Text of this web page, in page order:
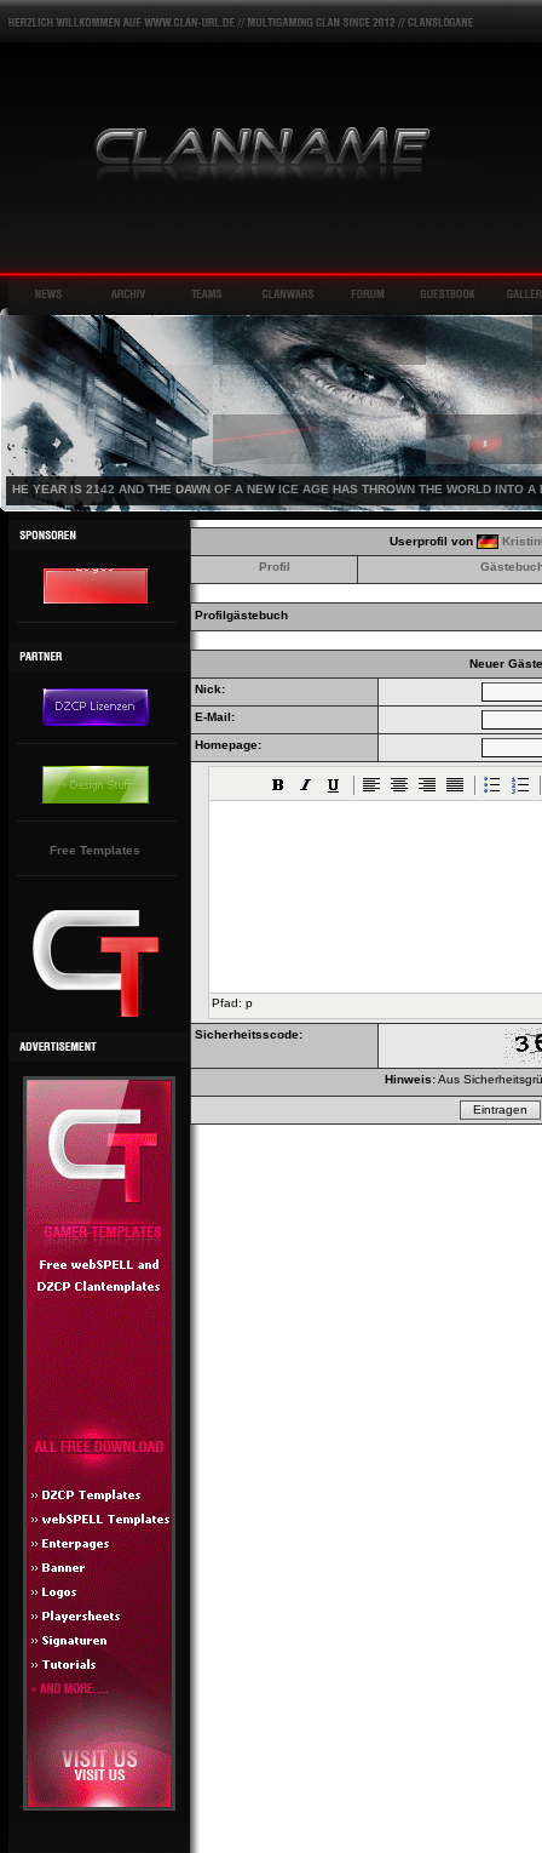
HE YEAR IS 2142 AND THE DAWN OF A NEW ICE AGE HAS THROWN THE WORLD INTO A
Free Templates
Userprofil von
Profil
Profilgästebuch
Neuer
Nick:
E-Mail:
Homepage:
Pfad: p
Sicherheitsscode:
Hinweis:Aus